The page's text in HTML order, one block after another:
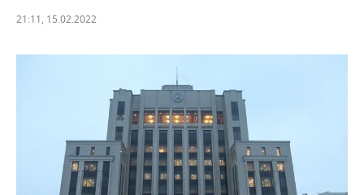
ДЕКЛАРАЦИИ О ДОХОДАХ
ВУЗЫ ТАТАРСТАНА
КОМУ ПРИНАДЛЕЖАТ
ТОРГОВЫЕ ЦЕНТРЫ
ТАТАРСТАНА
НОВОСТИ ЭКОНОМИКИ
БЮДЖЕТ
ИНВЕСТИЦИИ
ПРОМЫШЛЕННОСТЬ
МАШИНОСТРОЕНИЕ
НЕФТЕХИМИЯ
НОВОСТИ НЕДВИЖИМОСТИ
НОВОСТИ АВТО
НОВОСТИ БИЗНЕСА
ТЕХНОЛОГИИ
21:11, 15.02.2022